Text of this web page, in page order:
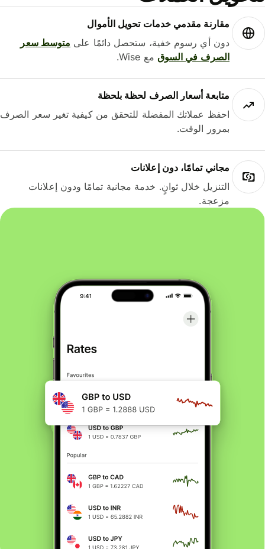
مقارنة مقدمي خدمات تحويل الأموال
دون أي رسوم خفية، ستحصل دائمًا علىمتوسط ​​سعر
الصرف في السوقمع Wise.
متابعة أسعار الصرف لحظة بلحظة
احفظ عملاتك المفضلة للتحقق من كيفية تغير سعر الصرف
بمرور الوقت.
مجاني تمامًا، دون إعلانات
التنزيل خلال ثوانٍ. خدمة مجانية تمامًا ودون إعلانات
مزعجة.